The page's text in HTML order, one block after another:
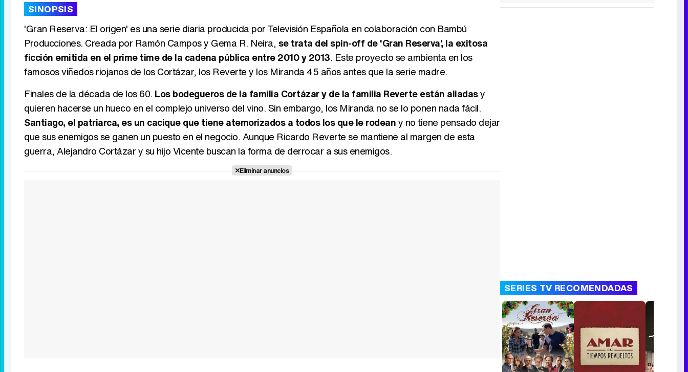
Canción ganadora de Eurovisión 2026: DARA con "Bangaranga" por Bulgaria
SINOPSIS
'Gran Reserva: El origen' es una serie diaria producida por Televisión Española en colaboración con Bambú
Producciones. Creada por Ramón Campos y Gema R. Neira, se trata del spin-off de 'Gran Reserva', la exitosa
ficción emitida en el prime time de la cadena pública entre 2010 y 2013. Este proyecto se ambienta en los
famosos viñedos riojanos de los Cortázar, los Reverte y los Miranda 45 años antes que la serie madre.
Finales de la década de los 60. Los bodegueros de la familia Cortázar y de la familia Reverte están aliadasy
quieren hacerse un hueco en el complejo universo del vino. Sin embargo, los Miranda no se lo ponen nada fácil.
Santiago, el patriarca, es un cacique que tiene atemorizados a todos los que le rodeany no tiene pensado dejar
que sus enemigos se ganen un puesto en el negocio. Aunque Ricardo Reverte se mantiene al margen de esta
guerra, Alejandro Cortázar y su hijo Vicente buscan la forma de derrocar a sus enemigos.
Eliminar anuncios
SERIES TV RECOMENDADAS